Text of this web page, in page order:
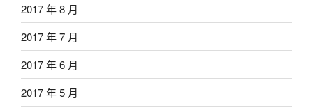
2017 年 8 月
2017 年 7 月
2017 年 6 月
2017 年 5 月